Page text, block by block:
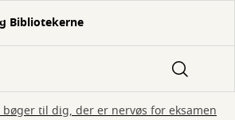
Bibliotekerne
bøger til dig, der er nervøs for eksamen